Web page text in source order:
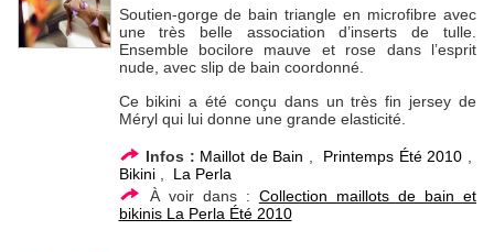
Soutien-gorge de bain triangle en microfibre avec
une très belle association d’inserts de tulle.
Ensemble bocilore mauve et rose dans l’esprit
nude, avec slip de bain coordonné.
Ce bikini a été conçu dans un très fin jersey de
Méryl qui lui donne une grande elasticité.
Infos : Maillot de Bain Printemps Été 2010
Bikini, La Perla
À voir dans : Collection maillots de bain et
bikinis La Perla Été 2010